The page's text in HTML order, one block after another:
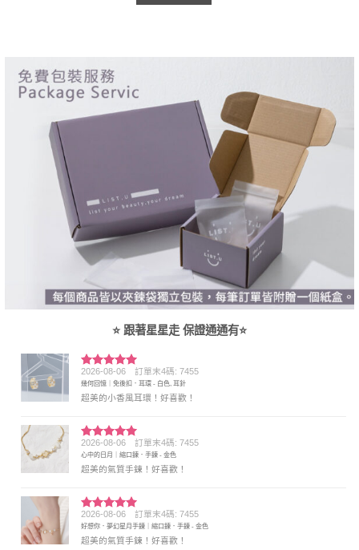
⭐ 跟著星星走 保證通通有⭐
評分5滿
分 5
2026-08-06 訂單末4碼: 7455
幾何回憶｜免後扣．耳環 - 白色, 耳針
超美的小香風耳環！好喜歡！
評分5 滿
分 5
2026-08-06 訂單末4碼: 7455
心中的日月｜縮口鍊．手鍊 - 金色
超美的氣質手鍊！好喜歡！
評分5 滿
分 5
2026-08-06 訂單末4碼: 7455
好想你．夢幻星月手鍊｜縮口鍊．手鍊 - 金色
超美的氣質手鍊！好喜歡！